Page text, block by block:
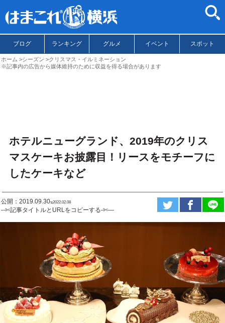
ブログ ランキング グルメ イベント スポット
ホーム シーズン
クリスマス・イルミネーション
※記事内の広告から媒体維持のために収益を得る場合があります
ホテルニューグランド、2019年のクリス
マスケーキお披露目！リースをモチーフに
したケーキなど
公開：2019.09.30ಇ2022.02.08
--✄記事タイトルとURLをコピーする-✄—